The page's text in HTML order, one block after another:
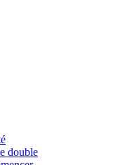
double